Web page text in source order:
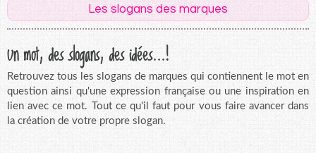
Les slogans des marques
Un mot, des slogans, des idées...!
Retrouvez tous les slogans de marques qui contiennent le mot en
question ainsi qu'une expression française ou une inspiration en
lien avec ce mot. Tout ce qu'il faut pour vous faire avancer dans
la création de votre propre slogan.